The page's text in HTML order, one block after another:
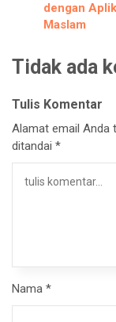
dengan
Maslam
Tidak ada
Tulis Komentar
Alamat email Anda
ditandai *
Nama *